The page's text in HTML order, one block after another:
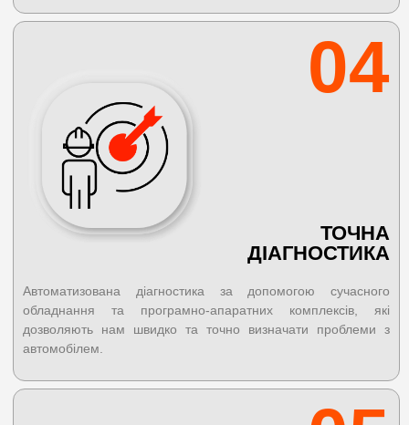
04
ТОЧНА
ДІАГНОСТИКА
Автоматизована діагностика за допомогою сучасного
обладнання та програмно-апаратних комплексів, які
дозволяють нам швидко та точно визначати проблеми з
автомобілем.